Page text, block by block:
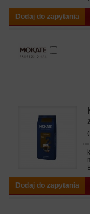
Dodaj do zapytania
Dodaj do zapytania